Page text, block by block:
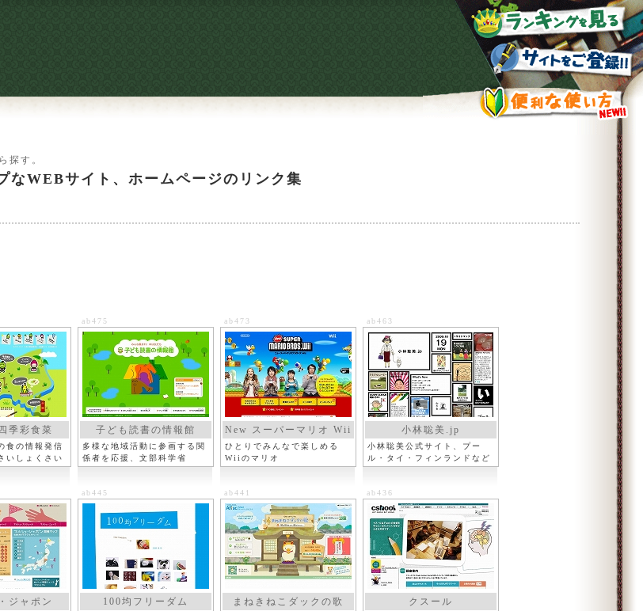
探す。
なWEBサイト、ホームページのリンク集
季彩食菜
食の情報発信
いしょくさい
ab475
子ども読書の情報館
多様な地域活動に参画する関
係者を応援、文部科学省
ab473
New スーパーマリオ Wii
ひとりでみんなで楽しめる
Wiiのマリオ
ab463
小林聡美.jp
小林聡美公式サイト、プー
ル・タイ・フィンランドなど
ジャポン
ab445
100均フリーダム
ab441
まねきねこダックの歌
ab436
クスール